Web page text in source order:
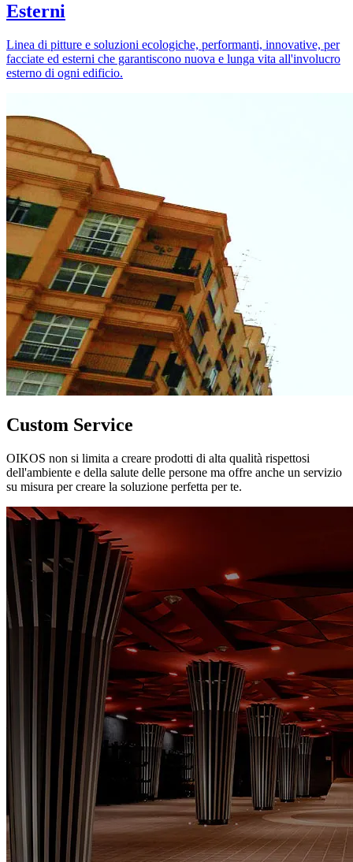
Esterni
Linea di pitture e soluzioni ecologiche, performanti, innovative, per
facciate ed esterni che garantiscono nuova e lunga vita all'involucro
esterno di ogni edificio.
Custom Service
OIKOS non si limita a creare prodotti di alta qualità rispettosi
dell'ambiente e della salute delle persone ma offre anche un servizio
su misura per creare la soluzione perfetta per te.